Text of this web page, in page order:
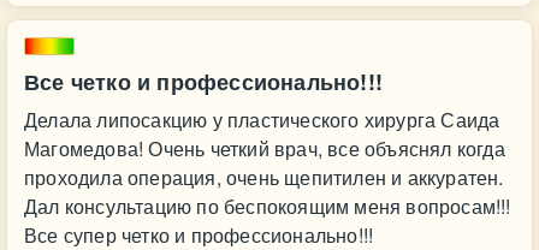
Все четко и профессионально!!!
Делала липосакцию у пластического хирурга Саида
Магомедова! Очень четкий врач, все объяснял когда
проходила операция, очень щепитилен и аккуратен.
Дал консультацию по беспокоящим меня вопросам!!!
Все супер четко и профессионально!!!